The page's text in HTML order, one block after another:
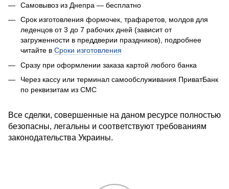
Самовывоз из Днепра — бесплатно
Срок изготовления формочек, трафаретов, молдов для
леденцов от 3 до 7 рабочих дней (зависит от
загруженности в преддверии праздников), подробнее
читайте в Сроки изготовления
Сразу при оформлении заказа картой любого банка
Через кассу или терминал самообслуживания ПриватБанк
по реквизитам из СМС
Все сделки, совершенные на даном ресурсе полностью
безопасны, легальны и соответствуют требованиям
законодательства Украины.